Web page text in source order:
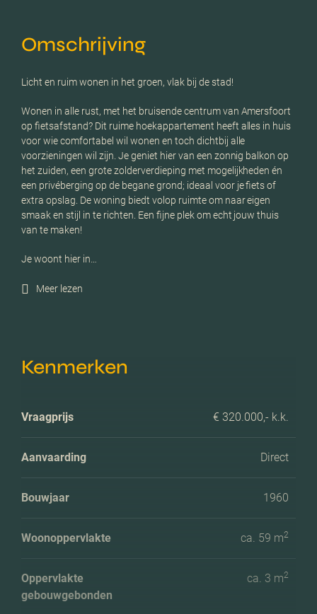
Omschrijving
Licht en ruim wonen in het groen, vlak bij de stad!
Wonen in alle rust, met het bruisende centrum van Amersfoort
op fietsafstand? Dit ruime hoekappartement heeft alles in huis
voor wie comfortabel wil wonen en toch dichtbij alle
voorzieningen wil zijn. Je geniet hier van een zonnig balkon op
het zuiden, een grote zolderverdieping met mogelijkheden én
een privéberging op de begane grond; ideaal voor je fiets of
extra opslag. De woning biedt volop ruimte om naar eigen
smaak en stijl in te richten. Een fijne plek om echt jouw thuis
van te maken!
Je woont hier in…
Meer lezen
Kenmerken
Vraagprijs € 320.000,- k.k.
Aanvaarding Direct
Bouwjaar 1960
Woonoppervlakte ca. 59 m2
Oppervlakte
gebouwgebonden
ca. 3 m2